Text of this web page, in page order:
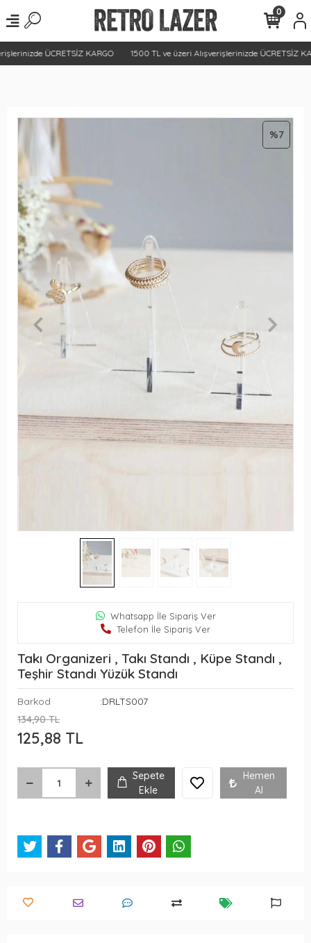
ÜCRETSİZ KARGO 1500 TL ve üzeri Alışverişlerinizde ÜCRETSİZ
0
%7
Whatsapp İle Sipariş Ver
Telefon İle Sipariş Ver
Takı Organizeri , Takı Standı , Küpe Standı ,
Teşhir Standı Yüzük Standı
Barkod
:DRLTS007
134,90 TL
125,88 TL
Sepete
Ekle
Hemen
Al